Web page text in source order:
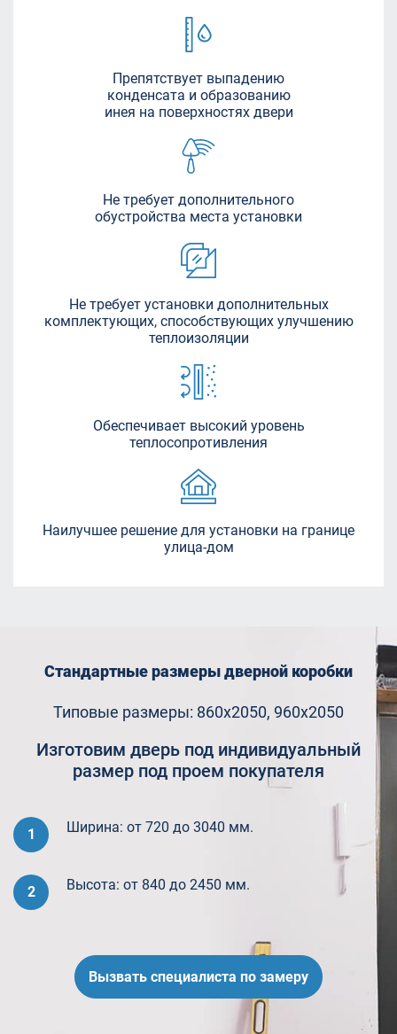
Препятствует выпадению
конденсата и образованию
инея на поверхностях двери
Не требует дополнительного
обустройства места установки
Не требует установки дополнительных
комплектующих, способствующих улучшению
теплоизоляции
Обеспечивает высокий уровень
теплосопротивления
Наилучшее решение для установки на границе
улица-дом
Стандартные размеры дверной коробки
Типовые размеры: 860х2050, 960х2050
Изготовим дверь под индивидуальный
размер под проем покупателя
1 Ширина: от 720 до 3040 мм.
2 Высота: от 840 до 2450 мм.
Вызвать специалиста по замеру